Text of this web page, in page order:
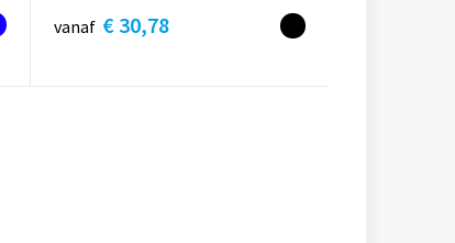
vanaf € 30,78